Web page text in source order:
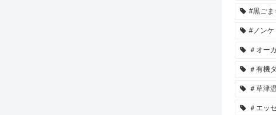
#黒ごま
#ノンケ
＃オー
＃有機
＃草津
＃エッ